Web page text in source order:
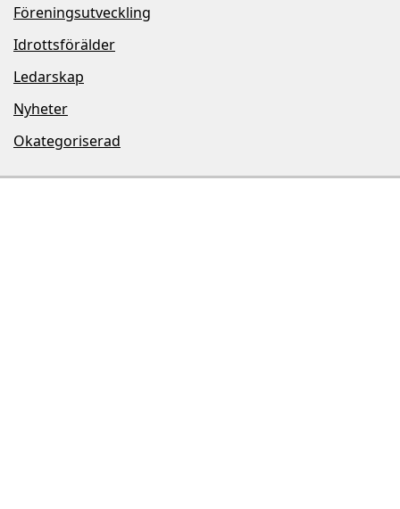
Föreningsutveckling
Idrottsförälder
Ledarskap
Nyheter
Okategoriserad